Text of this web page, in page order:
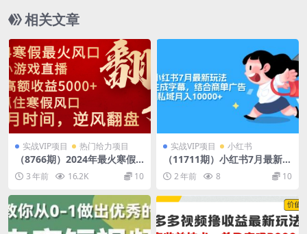
相关文章
实战VIP项目 热门给力项目
（8766期）2024年最火寒假
风口项目 小游戏直播 单场收
益5000+抓住风口 一个月直接
提车
3 年前 16.2K 10
实战VIP项目 小红书
（11711期）小红书7月最新玩
法，一鍵生成字幕，结合商单
广告，私域月入10000+
2 年前 8 10